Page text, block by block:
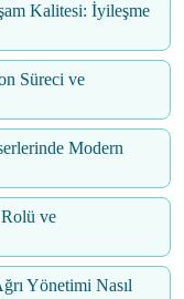
Kalitesi: İyileşme
Süreci ve
Modern
ve
Yönetimi Nasıl